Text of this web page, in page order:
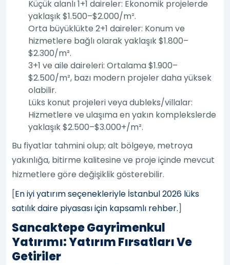
Küçük alanlı 1+1 daireler: Ekonomik projelerde
yaklaşık $1.500–$2.000/m².
Orta büyüklükte 2+1 daireler: Konum ve
hizmetlere bağlı olarak yaklaşık $1.800–
$2.300/m².
3+1 ve aile daireleri: Ortalama $1.900–
$2.500/m², bazı modern projeler daha yüksek
olabilir.
Lüks konut projeleri veya dubleks/villalar:
Hizmetlere ve ulaşıma en yakın komplekslerde
yaklaşık $2.500–$3.000+/m².
Bu fiyatlar tahmini olup; alt bölgeye, metroya
yakınlığa, bitirme kalitesine ve proje içinde mevcut
hizmetlere göre değişiklik gösterebilir.
[En iyi yatırım seçenekleriyle İstanbul 2026 lüks
satılık daire piyasası için kapsamlı rehber.]
Sancaktepe Gayrimenkul
Yatırımı: Yatırım Fırsatları Ve
Getiriler